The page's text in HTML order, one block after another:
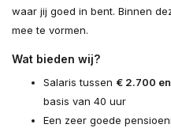
waar jij goed in bent. Binnen
mee te vormen.
Wat bieden wij?
Salaris tussen € 2.700
basis van 40 uur
Een zeer goede